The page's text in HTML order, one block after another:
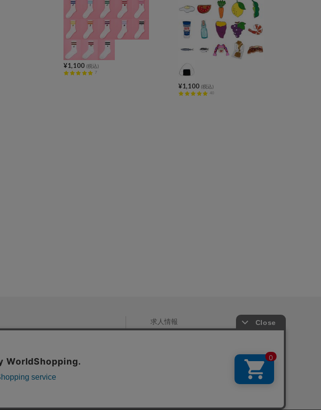
¥1,100 (税込)
7
¥1,100 (税込)
40
求人情報